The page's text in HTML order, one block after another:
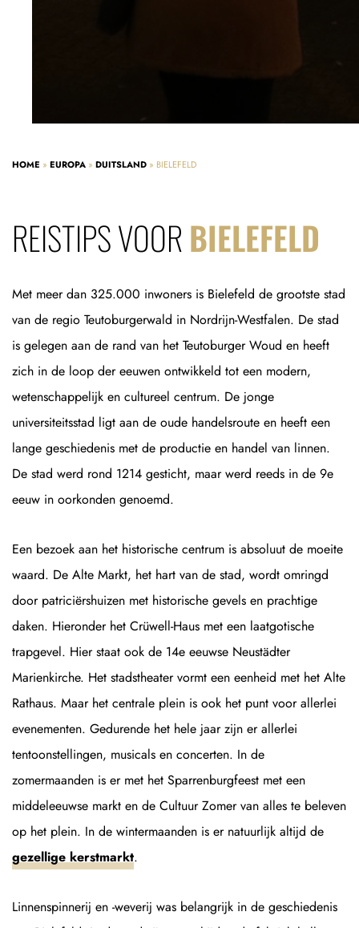
HOME » EUROPA » DUITSLAND » BIELEFELD
REISTIPS VOOR BIELEFELD
Met meer dan 325.000 inwoners is Bielefeld de grootste stad
van de regio Teutoburgerwald in Nordrijn-Westfalen. De stad
is gelegen aan de rand van het Teutoburger Woud en heeft
zich in de loop der eeuwen ontwikkeld tot een modern,
wetenschappelijk en cultureel centrum. De jonge
universiteitsstad ligt aan de oude handelsroute en heeft een
lange geschiedenis met de productie en handel van linnen.
De stad werd rond 1214 gesticht, maar werd reeds in de 9e
eeuw in oorkonden genoemd.
Een bezoek aan het historische centrum is absoluut de moeite
waard. De Alte Markt, het hart van de stad, wordt omringd
door patriciërshuizen met historische gevels en prachtige
daken. Hieronder het Crüwell-Haus met een laatgotische
trapgevel. Hier staat ook de 14e eeuwse Neustädter
Marienkirche. Het stadstheater vormt een eenheid met het Alte
Rathaus. Maar het centrale plein is ook het punt voor allerlei
evenementen. Gedurende het hele jaar zijn er allerlei
tentoonstellingen, musicals en concerten. In de
zomermaanden is er met het Sparrenburgfeest met een
middeleeuwse markt en de Cultuur Zomer van alles te beleven
op het plein. In de wintermaanden is er natuurlijk altijd de
gezellige kerstmarkt.
Linnenspinnerij en -weverij was belangrijk in de geschiedenis